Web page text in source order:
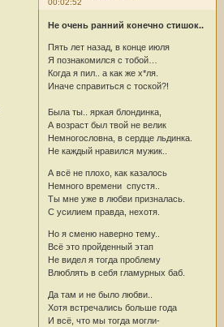
Не очень ранний конечно стишок..
Пять лет назад, в конце июля
Я познакомился с тобой…
Когда я пил.. а как же х*ля.
Иначе справиться с тоской?!
Была ты.. яркая блондинка,
А возраст был твой не велик
Немногословна, в сердце льдинка.
Не каждый нравился мужик..
А всё не плохо, как казалось
Немного времени спустя..
Ты мне уже в любви призналась.
С усилием правда, нехотя.
Но я сменю наверно тему..
Всё это пройденный этап
Не видел я тогда проблему
Влюблять в себя гламурных баб.
Да там и не было любви..
Хотя встречались больше года
И всё, что мы тогда могли-